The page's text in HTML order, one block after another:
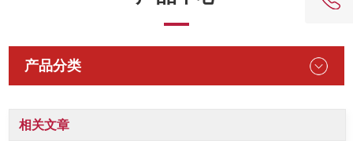
产品分类
相关文章
62081909